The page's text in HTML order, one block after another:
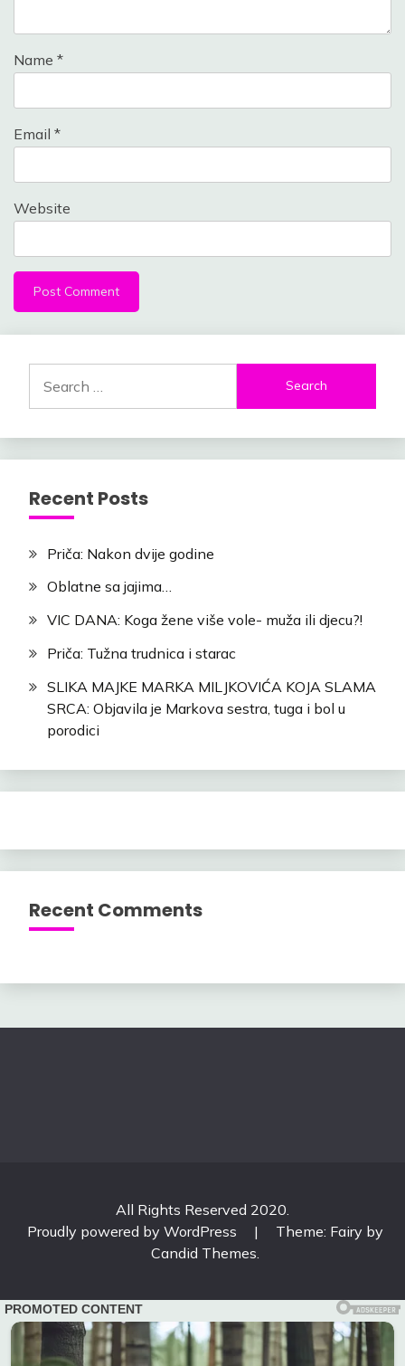
Name *
Email *
Website
for:
Recent Posts
Priča: Nakon dvije godine
Oblatne sa jajima…
VIC DANA: Koga žene više vole- muža ili djecu?!
Priča: Tužna trudnica i starac
SLIKA MAJKE MARKA MILJKOVIĆA KOJA SLAMA
SRCA: Objavila je Markova sestra, tuga i bol u
porodici
Recent Comments
All Rights Reserved 2020.
Proudly powered by WordPress
|
Theme: Fairy by
Candid Themes